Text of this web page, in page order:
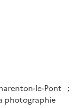
le-Pont ;
photographie